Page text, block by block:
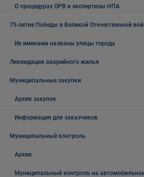
О процедурах ОРВ и экспертизы НПА
75-летие Победы в Великой Отечественной
Их именами названы улицы города
Ликвидация аварийного жилья
Муниципальные закупки
Архив закупок
Информация для заказчиков
Муниципальный контроль
Архив
Муниципальный контроль на